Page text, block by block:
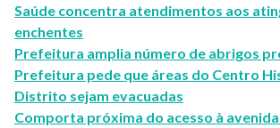
Saúde concentra atendimentos aos
enchentes
Prefeitura amplia número de abrigos
Prefeitura pede que áreas do Centro
Distrito sejam evacuadas
Comporta próxima do acesso à